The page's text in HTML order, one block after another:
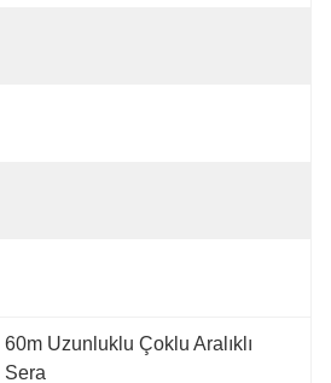
60m Uzunluklu Çoklu Aralıklı
Sera